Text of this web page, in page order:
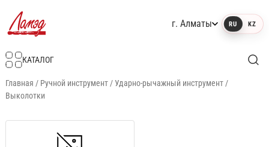
г. Алматы RU KZ
КАТАЛОГ
Главная / Ручной инструмент/Ударно-рычажный инструмент/
Выколотки